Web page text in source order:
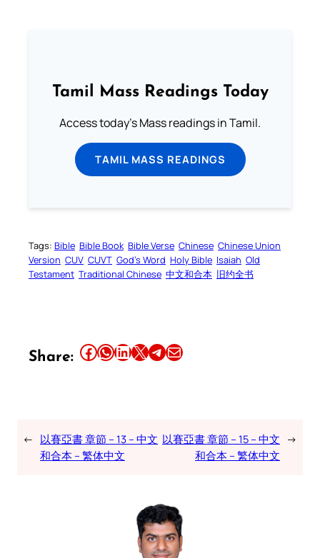
Tamil Mass Readings Today
Access today's Mass readings in Tamil.
TAMIL MASS READINGS
Tags: Bible Bible Book Bible Verse Chinese Chinese Union
Version CUV CUVT God’s Word Holy Bible Isaiah Old
Testament Traditional Chinese 中文和合本 旧约全书
Share: Share this article on Facebook Share this article on WhatsApp Share this article on LinkedIn Share this article on X Share this article on TelegramEmail this Article
← 以賽亞書 章節 – 13 – 中文
和合本 – 繁体中文
以賽亞書 章節 – 15 – 中文
和合本 – 繁体中文
→